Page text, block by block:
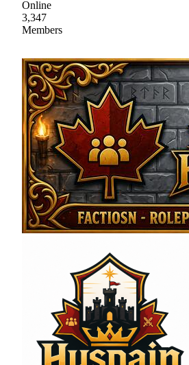
Online
3,347
Members